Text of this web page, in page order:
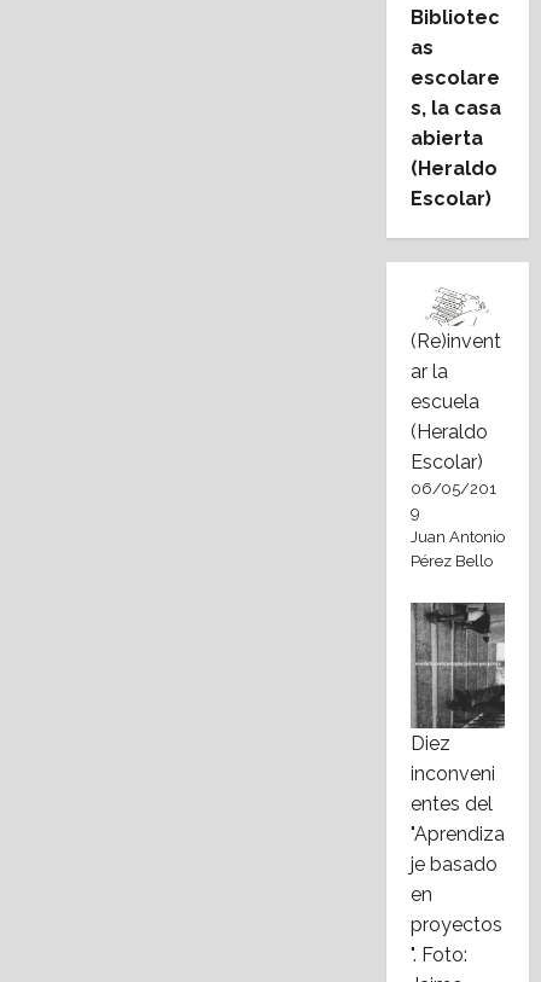
Bibliotec
as
escolare
s, la casa
abierta
(Heraldo
Escolar)
(Re)invent
ar la
escuela
(Heraldo
Escolar)
06/05/201
9
Juan Antonio
Pérez Bello
Diez
inconveni
entes del
"Aprendiza
je basado
en
proyectos
". Foto: